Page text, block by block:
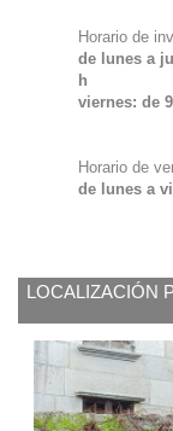
Horario de
de lunes a
h
viernes: de
Horario de
de lunes a
LOCALIZACIÓN